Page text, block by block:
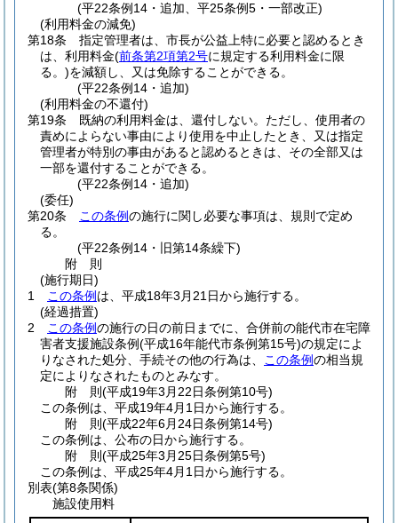
(平22条例14・追加、平25条例5・一部改正)
(利用料金の減免)
第18条
指定管理者は、市長が公益上特に必要と認めるとき
は、利用料金(前条第2項第2号に規定する利用料金に限
る。)を減額し、又は免除することができる。
(平22条例14・追加)
(利用料金の不還付)
第19条
既納の利用料金は、還付しない。 ただし、使用者の
責めによらない事由により使用を中止したとき、又は指定
管理者が特別の事由があると認めるときは、その全部又は
一部を還付することができる。
(平22条例14・追加)
(委任)
第20条
この条例の施行に関し必要な事項は、規則で定め
る。
(平22条例14・旧第14条繰下)
附 則
(施行期日)
1
この条例 は、平成18年3月21日から施行する。
(経過措置)
2
この条例の施行の日の前日までに、合併前の能代市在宅障
害者支援施設条例(平成16年能代市条例第15号)の規定によ
りなされた処分、手続その他の行為は、
この条例の相当規
定によりなされたものとみなす。
附 則(平成19年3月22日条例第10号)
この条例は、平成19年4月1日から施行する。
附 則(平成22年6月24日条例第14号)
この条例は、公布の日から施行する。
附 則(平成25年3月25日条例第5号)
この条例は、平成25年4月1日から施行する。
別表(第8条関係)
施設使用料